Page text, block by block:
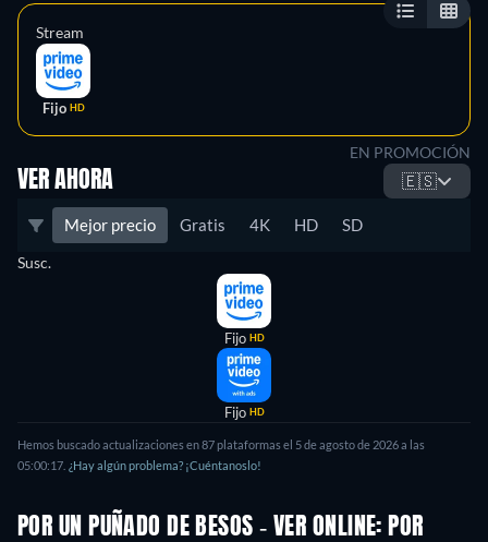
Stream
Fijo HD
EN PROMOCIÓN
VER AHORA 🇪🇸
Mejor precio Gratis 4K HD SD
Susc.
Fijo HD
Fijo HD
Hemos buscado actualizaciones en87plataformas el 5 de agosto de 2026a las
05:00:17 ¿Hay algún problema? ¡Cuéntanoslo!
POR UN PUÑADO DE BESOS - VER ONLINE: POR